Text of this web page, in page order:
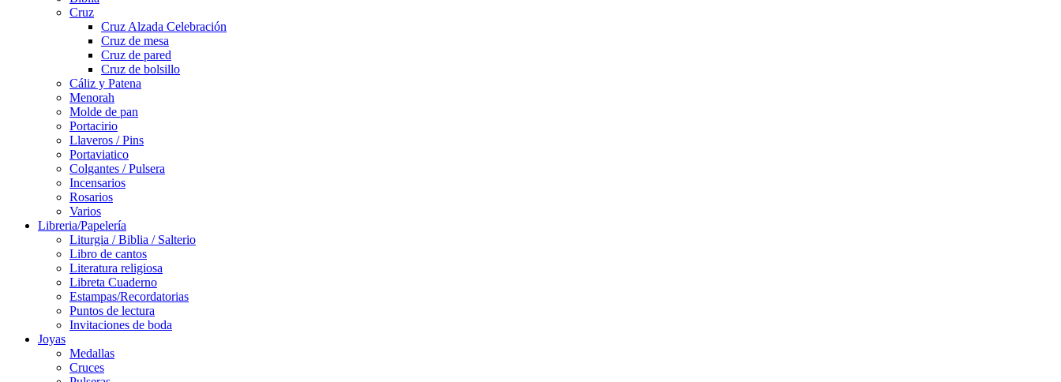
Cruz
Cruz Alzada Celebración
Cruz de mesa
Cruz de pared
Cruz de bolsillo
Cáliz y Patena
Menorah
Molde de pan
Portacirio
Llaveros / Pins
Portaviatico
Colgantes / Pulsera
Incensarios
Rosarios
Varios
Libreria/Papelería
Liturgia / Biblia / Salterio
Libro de cantos
Literatura religiosa
Libreta Cuaderno
Estampas/Recordatorias
Puntos de lectura
Invitaciones de boda
Joyas
Medallas
Cruces